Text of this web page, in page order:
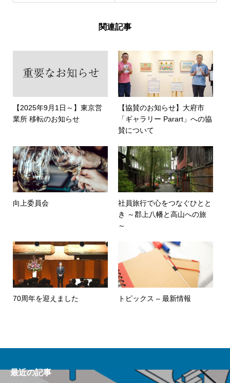
関連記事
【2025年9月1日～】東京営
業所 移転のお知らせ
【協賛のお知らせ】大府市
「ギャラリー Parart」への協
賛について
向上委員会
社員旅行で心をつなぐひとと
き ～郡上八幡と高山への旅
～
70周年を迎えました トピックス – 最新情報
最近の記事